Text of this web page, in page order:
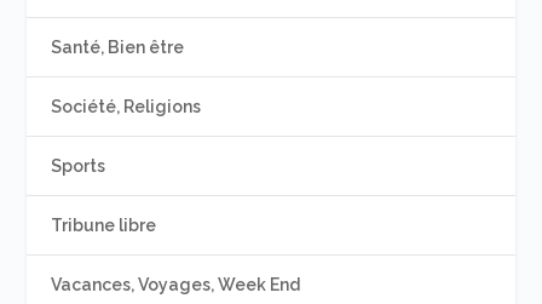
Santé, Bien être
Société, Religions
Sports
Tribune libre
Vacances, Voyages, Week End